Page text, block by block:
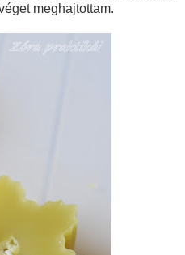
meghajtottam.